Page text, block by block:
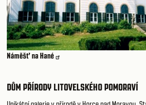
Náměšť na Hané
DŮM PŘÍRODY LITOVELSKÉHO POMORAVÍ